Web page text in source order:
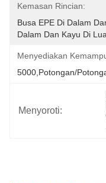
Kemasan Rincian:
Busa EPE Di Dalam
Dalam Dan Kayu Di
Menyediakan
5000,Potongan/
Menyoroti: